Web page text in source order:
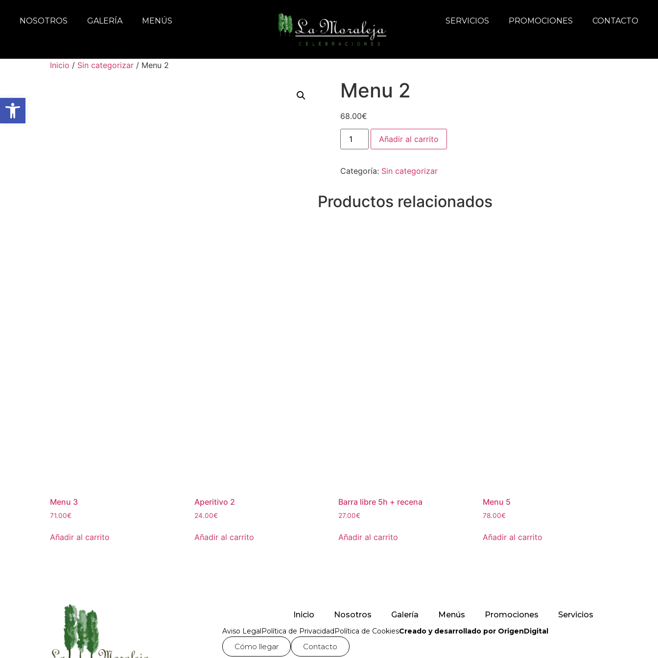
Abrir barra de herramientas
NOSOTROS GALERÍA MENÚS SERVICIOS PROMOCIONES CONTACTO
Inicio / Sin categorizar / Menu 2
Menu 2
68.00€
Añadir al carrito
Categoría: Sin categorizar
Productos relacionados
Menu 3
71.00€
Añadir al carrito
Aperitivo 2
24.00€
Añadir al carrito
Barra libre 5h + recena
27.00€
Añadir al carrito
Menu 5
78.00€
Añadir al carrito
Inicio Nosotros Galería Menús Promociones Servicios
Aviso LegalPolítica de PrivacidadPolítica de CookiesCreado y desarrollado por OrigenDigital
Cómo llegar Contacto